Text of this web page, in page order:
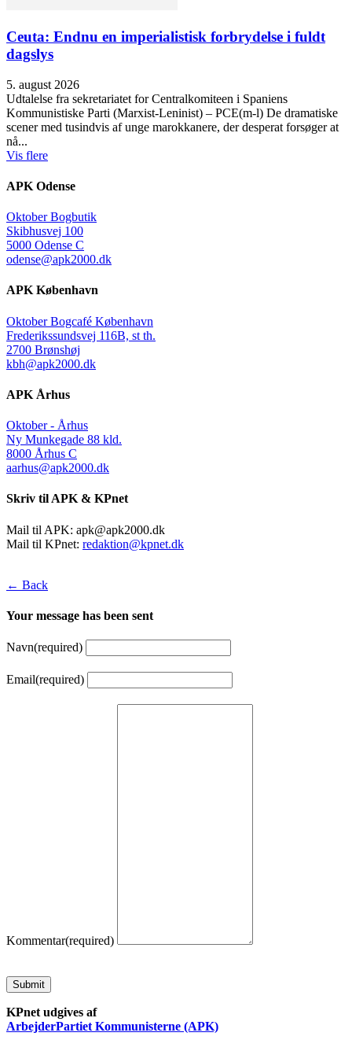
Ceuta: Endnu en imperialistisk forbrydelse i fuldt
dagslys
5. august 2026
Udtalelse fra sekretariatet for Centralkomiteen i Spaniens
Kommunistiske Parti (Marxist-Leninist) – PCE(m-l) De dramatiske
scener med tusindvis af unge marokkanere, der desperat forsøger at
nå...
Vis flere
APK Odense
Oktober Bogbutik
Skibhusvej 100
5000 Odense C
odense@apk2000.dk
APK København
Oktober Bogcafé København
Frederikssundsvej 116B, st th.
2700 Brønshøj
kbh@apk2000.dk
APK Århus
Oktober - Århus
Ny Munkegade 88 kld.
8000 Århus C
aarhus@apk2000.dk
Skriv til APK & KPnet
Mail til APK: apk@apk2000.dk
Mail til KPnet: redaktion@kpnet.dk
← Back
Your message has been sent
Navn(required)
Email(required)
Kommentar(required)
Submit
KPnet udgives af
ArbejderPartiet Kommunisterne (APK)